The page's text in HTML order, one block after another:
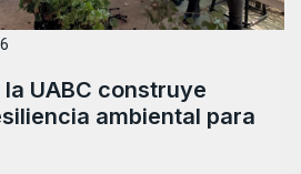
UABC construye
ambiental para